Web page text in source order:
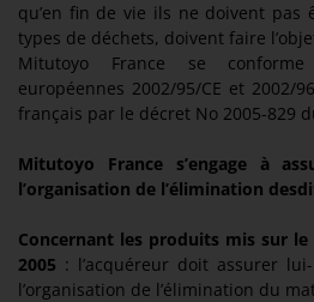
qu’en fin de vie ils ne doivent pas
types de déchets, doivent faire
Mitutoyo France se
européennes 2002/95/CE et 2002/
français par le décret No 2005-829
Mitutoyo France s’engage à
l’organisation de l’élimination
Concernant les produits mis sur
2005 : l’acquéreur doit assurer
l’organisation de l’élimination du